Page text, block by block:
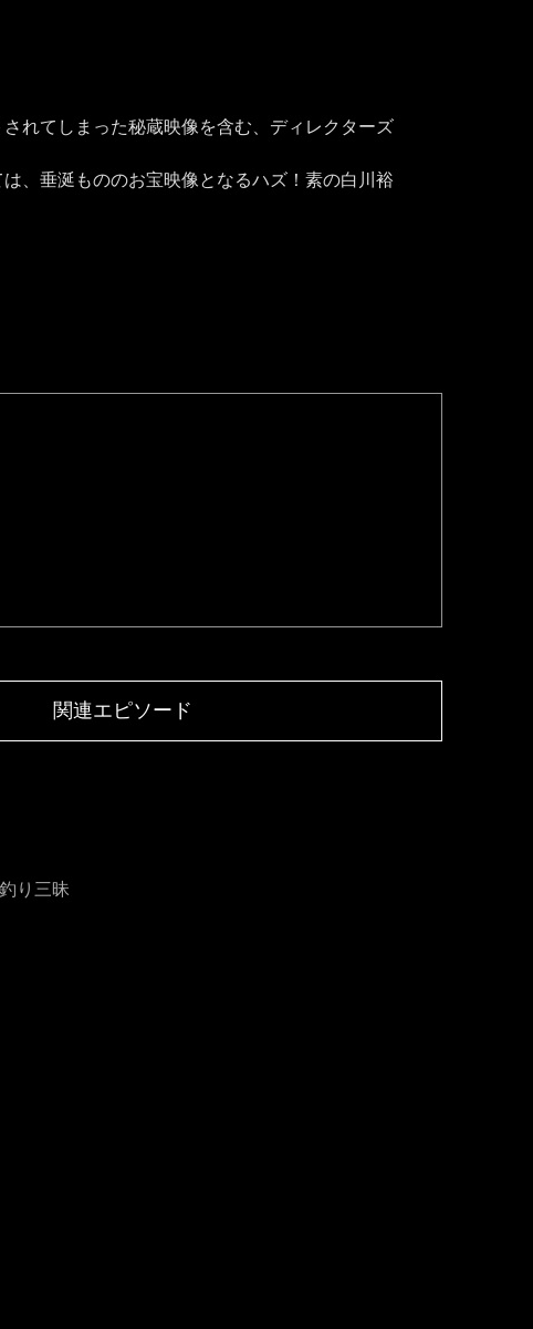
れてしまった秘蔵映像を含む、ディレクターズ
、垂涎もののお宝映像となるハズ！素の白川裕
関連エピソード
り三昧